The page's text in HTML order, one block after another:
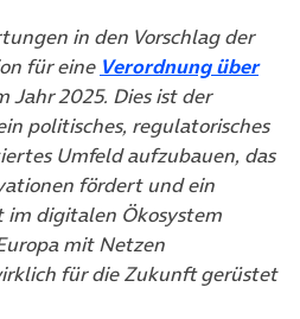
in den Vorschlag der
für eine Verordnung über
Jahr 2025. Dies ist der
politisches, regulatorisches
Umfeld aufzubauen, das
fördert und ein
im digitalen Ökosystem
mit Netzen
für die Zukunft gerüstet